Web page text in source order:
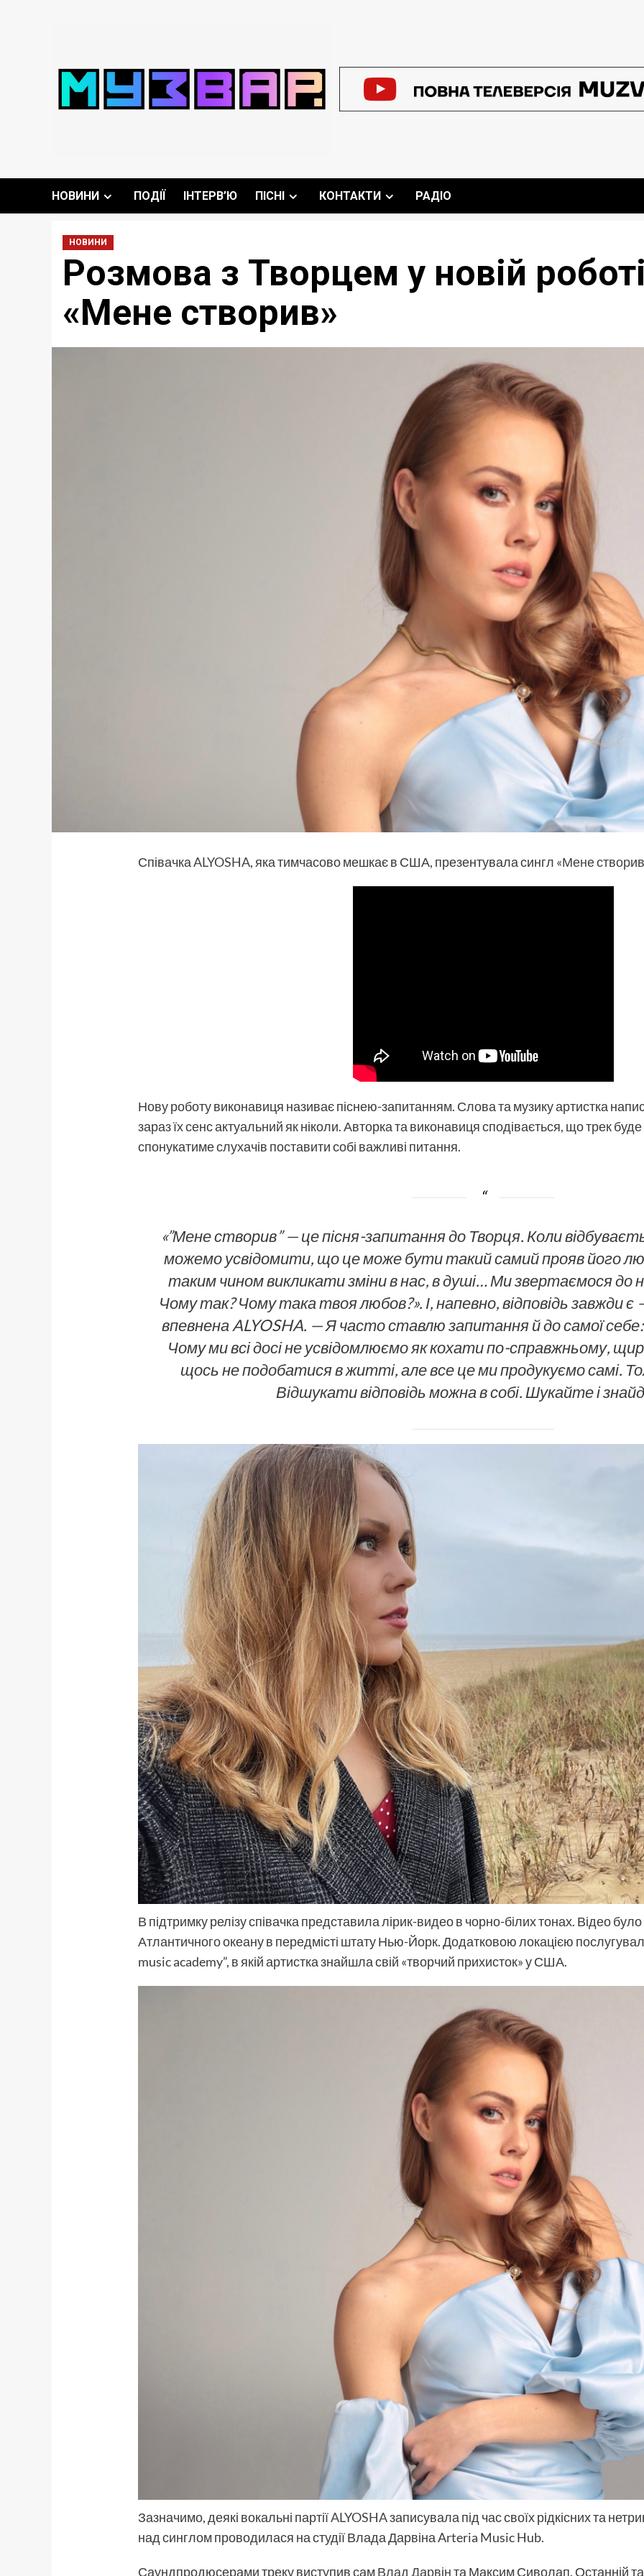
НОВИНИ ПОДІЇ ІНТЕРВ’Ю ПІСНІ КОНТАКТИ РАДІО
НОВИНИ
Розмова з Творцем у новій
«Мене створив»
СпівачкаALYOSHA, яка тимчасово мешкає в США, презентувала сингл «Мене
Нову роботу виконавиця називає піснею-запитанням. Слова та музику артистка
зараз їх сенс актуальний як ніколи. Авторка та виконавиця сподівається, що трек
спонукатиме слухачів поставити собі важливі питання.
«”Мене створив” — це пісня-запитання до Творця. Коли
можемо усвідомити, що це може бути такий самий прояв його
таким чином викликати зміни в нас, в душі… Ми звертаємося до
Чому так? Чому така твоя любов?». І, напевно, відповідь завжди є
впевнена ALYOSHA. — Я часто ставлю запитання й до самої
Чому ми всі досі не усвідомлюємо як кохати по-справжньому,
щось не подобатися в житті, але все це ми продукуємо самі.
Відшукати відповідь можна в собі. Шукайте і
В підтримку релізу співачка представила лірик-видео в чорно-білих тонах. Відео
Атлантичного океану в передмісті штату Нью-Йорк. Додатковою локацією
music academy”, в якій артистка знайшла свій «творчий прихисток» у США.
Зазначимо, деякі вокальні партіїALYOSHAзаписувала під час своїх рідкісних та
над синглом проводилася на студії Влада Дарвіна Arteria Music Hub.
Саундпродюсерами треку виступив самВлад Дарвінта Максим Сиволап. Останній